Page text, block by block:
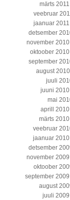
märts 2011
veebruar
jaanuar 2011
detsember
november 2010
oktoober 2010
september
august 2010
juuli
juuni 2010
mai
aprill 2010
märts 2010
veebruar
jaanuar 2010
detsember
november 2009
oktoober
september 2009
august
juuli 2009